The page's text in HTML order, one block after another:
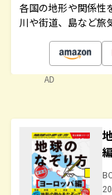
各国の地形や関係性
川や街道、島など旅
AD
編